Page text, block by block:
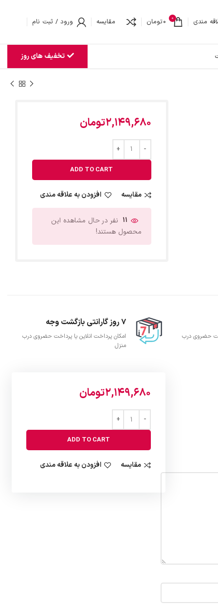
مندی 0
0تومان مقایسه ورود / ثبت نام
تخفیف های روز
2,149,680تومان
ADD TO CART
مقایسه افزودن به علاقه مندی
11 نفر در حال مشاهده این
محصول هستند!
حضروی درب
7 روز گارانتی بازگشت وجه
امکان پرداخت انلاین یا پرداخت حضروی درب
منزل
2,149,680تومان
ADD TO CART
مقایسه افزودن به علاقه مندی